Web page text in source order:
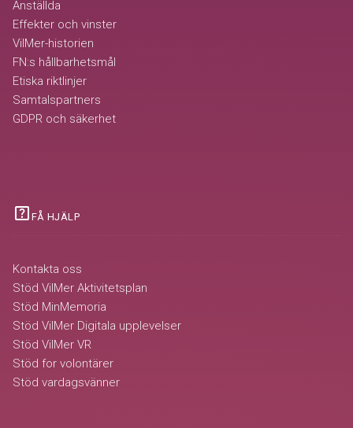
Anställda
Effekter och vinster
VilMer-historien
FN:s hållbarhetsmål
Etiska riktlinjer
Samtalspartners
GDPR och säkerhet
help_center FÅ HJÄLP
Kontakta oss
Stöd VilMer Aktivitetsplan
Stöd MinMemoria
Stöd VilMer Digitala upplevelser
Stöd VilMer VR
Stöd for volontärer
Stöd vardagsvänner